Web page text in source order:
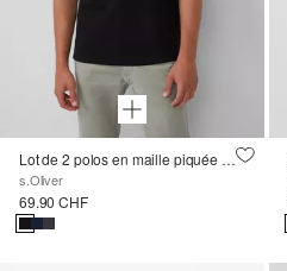
Lot de 2 polos en maille piquée ornée du logo
s.Oliver
69.90 CHF